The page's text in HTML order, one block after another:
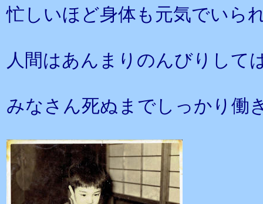
忙しいほど身体も元気でいら
人間はあんまりのんびりして
みなさん死ぬまでしっかり働